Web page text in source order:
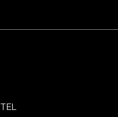
TEL